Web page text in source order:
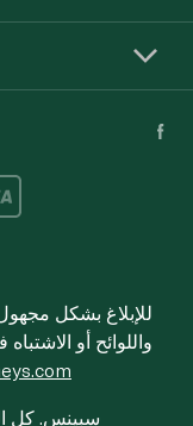
للإبلاغ بشكل
واللوائح أو
© 2020-2026